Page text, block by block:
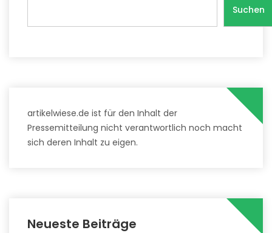
Suchen
artikelwiese.de ist für den Inhalt der
Pressemitteilung nicht verantwortlich noch macht
sich deren Inhalt zu eigen.
Neueste Beiträge